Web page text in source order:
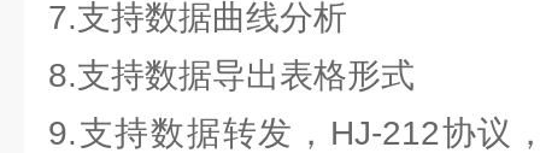
7.支持数据曲线分析
8.支持数据导出表格形式
9.支持数据转发，HJ-212协议